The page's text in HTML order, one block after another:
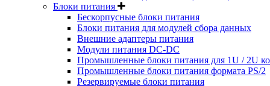
Блоки питания
Бескорпусные блоки питания
Блоки питания для модулей сбора данных
Внешние адаптеры питания
Модули питания DC-DC
Промышленные блоки питания для 1U / 2U
Промышленные блоки питания формата PS/2
Резервируемые блоки питания